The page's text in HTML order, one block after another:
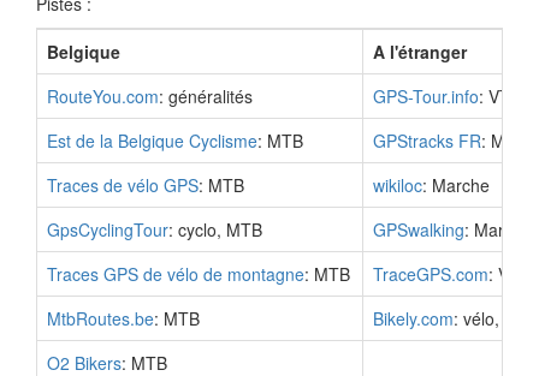
Belgique
A l'étranger
RouteYou.com: généralités GPS-Tour.info: VTT,
Est de la Belgique Cyclisme: MTB GPStracks FR: MTB,
Traces de vélo GPS: MTB wikiloc: Marche
GpsCyclingTour: cyclo, MTB GPSwalking: Marcher
Traces GPS de vélo de montagne: MTB TraceGPS.com:
MtbRoutes.be: MTB Bikely.com: vélo,
O2 Bikers: MTB